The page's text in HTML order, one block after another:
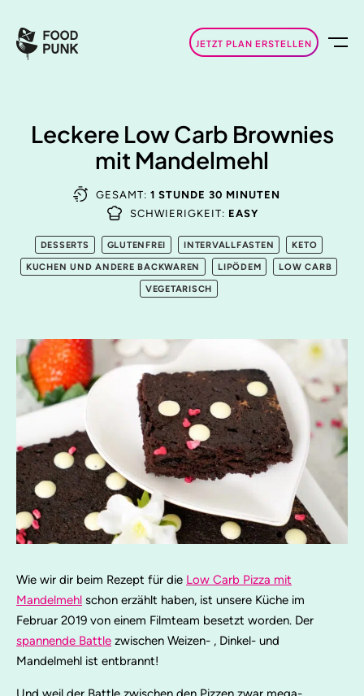
JETZT PLAN ERSTELLEN
Leckere Low Carb Brownies
mit Mandelmehl
GESAMT: 1 STUNDE 30 MINUTEN
SCHWIERIGKEIT: EASY
DESSERTS GLUTENFREI INTERVALLFASTEN KETO
KUCHEN UND ANDERE BACKWAREN LIPÖDEM LOW CARB
VEGETARISCH
Wie wir dir beim Rezept für die Low Carb Pizza mit
Mandelmehl schon erzählt haben, ist unsere Küche im
Februar 2019 von einem Filmteam besetzt worden. Der
spannende Battle zwischen Weizen- , Dinkel- und
Mandelmehl ist entbrannt!